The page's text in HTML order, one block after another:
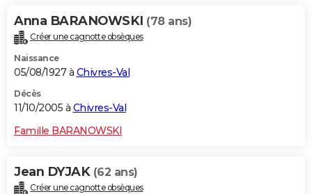
Anna BARANOWSKI (78 ans)
Créer une cagnotte obsèques
Naissance
05/08/1927 à Chivres-Val
Décès
11/10/2005 à Chivres-Val
Famille BARANOWSKI
Jean DYJAK (62 ans)
Créer une cagnotte obsèques